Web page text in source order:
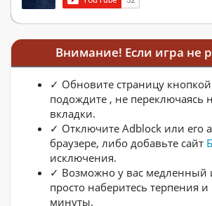
Внимание! Если игра не
✓ Обновите страницу
подождите , не переключаясь
вкладки.
✓ Отключите Adblock или его
браузере, либо добавьте сайт
исключения.
✓ Возможно у вас медленный
просто наберитесь терпения
минуты.